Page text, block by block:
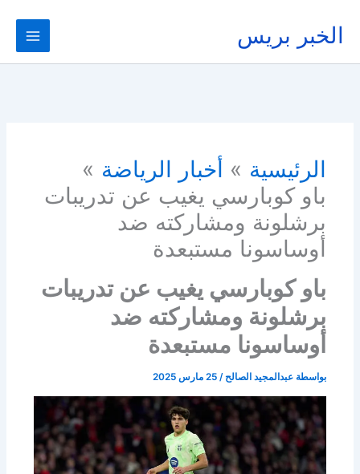
المحتوى
الخبر بريس
الرئيسية
أخبار الرياضة
باو كوبارسي يغيب عن تدريبات
برشلونة ومشاركته ضد
أوساسونا مستبعدة
باو كوبارسي يغيب عن تدريبات
برشلونة ومشاركته ضد
أوساسونا مستبعدة
بواسطة عبدالمجيد الصالح/25 مارس 2025